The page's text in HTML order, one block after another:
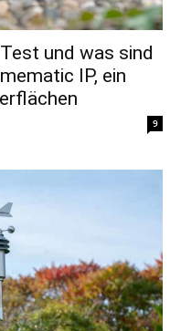
und was sind
IP, ein
9